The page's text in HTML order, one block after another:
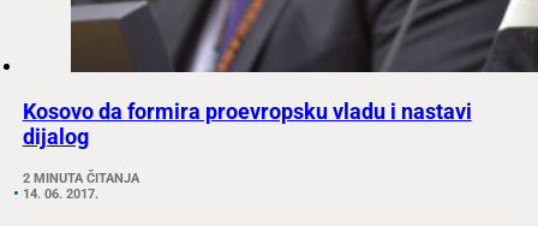
Kosovo da formira proevropsku vladu i nastavi
dijalog
2 MINUTA ČITANJA
14. 06. 2017.